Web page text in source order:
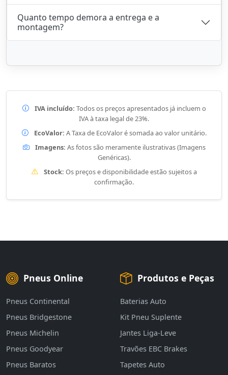
Quanto tempo demora a entrega e a
montagem?
IVA incluído: Todos os preços apresentados já incluem o
IVA à taxa legal de 23%.
EcoValor: A Taxa de EcoValor é somada ao valor unitário.
Imagens: As fotos são meramente ilustrativas (Imagens
Genéricas).
Stock: Os preços e disponibilidade estão sujeitos a
confirmação.
Pneus Online
Pneus Continental
Pneus Bridgestone
Pneus Michelin
Pneus Goodyear
Pneus Baratos
Produtos e Peças
Baterias Auto
Kit Pneu Suplente
Jantes Liga-Leve
Travões EBC Brakes
Tapetes Auto